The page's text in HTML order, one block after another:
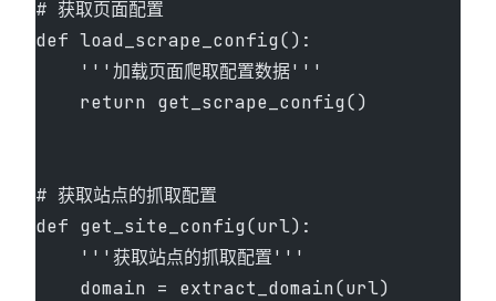
# 获取页面配置
def load_scrape_config():
    '''加载页面爬取配置数据'''
    return get_scrape_config()
# 获取站点的抓取配置
def get_site_config(url):
    '''获取站点的抓取配置'''
    domain = extract_domain(url)